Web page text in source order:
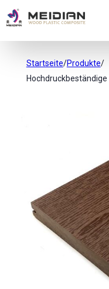
Startseite/Produkte/